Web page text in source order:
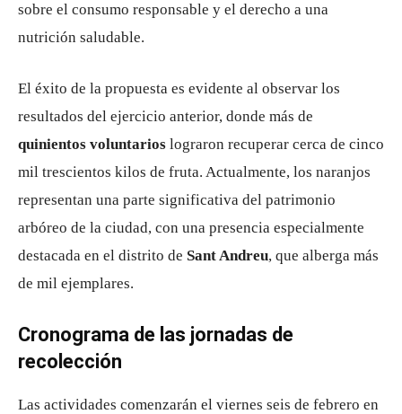
sobre el consumo responsable y el derecho a una
nutrición saludable.
El éxito de la propuesta es evidente al observar los
resultados del ejercicio anterior, donde más de
quinientos voluntarios lograron recuperar cerca de cinco
mil trescientos kilos de fruta. Actualmente, los naranjos
representan una parte significativa del patrimonio
arbóreo de la ciudad, con una presencia especialmente
destacada en el distrito de Sant Andreu, que alberga más
de mil ejemplares.
Cronograma de las jornadas de
recolección
Las actividades comenzarán el viernes seis de febrero en